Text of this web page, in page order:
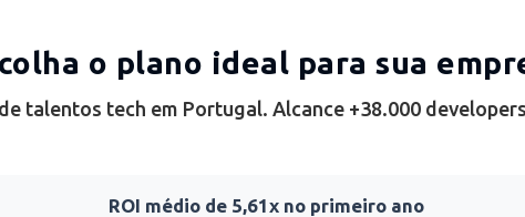
o plano ideal para sua
talentos tech em Portugal. Alcance +38.000
ROI médio de 5,61x no primeiro ano